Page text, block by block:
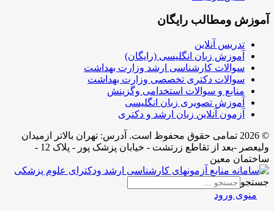
آموزش ومطالب رایگان
تدریس آنلاین
آموزش زبان انگلیسی (رایگان)
سوالات کارشناسی ارشد وزارت بهداشت
سوالات دکتری تخصصی وزارت بهداشت
منابع و سوالات استخدامی وگزینش
آموزش تصویری زبان انگلیسی
آزمون آنلاین زبان ارشد و دکتری
© 2026 تمامی حقوق محفوظ است. آدرس:‌ تهران بالاتر ازمیدان
ولیعصر -بعد از تقاطع زرتشت - خیابان پزشک پور - پلاک 12 -
ساختمان معین
جستجو
منوی ورود